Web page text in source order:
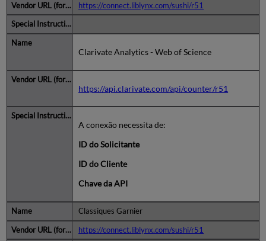
https://connect.liblynx.com/sushi/r51
Clarivate Analytics - Web of Science
https://api.clarivate.com/api/counter/r51
A conexão necessita de:
ID do Solicitante
ID do Cliente
Chave da API
Classiques Garnier
https://connect.liblynx.com/sushi/r51